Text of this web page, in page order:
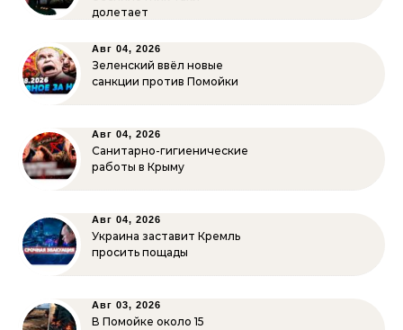
долетает
Авг 04, 2026
Зеленский ввёл новые
санкции против Помойки
Авг 04, 2026
Санитарно-гигиенические
работы в Крыму
Авг 04, 2026
Украина заставит Кремль
просить пощады
Авг 03, 2026
В Помойке около 15